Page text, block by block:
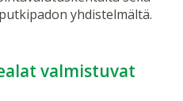
yhdistelmältä.
valmistuvat